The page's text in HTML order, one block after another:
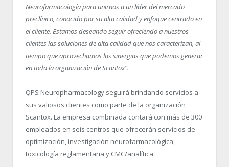
Neurofarmacología para unirnos a un líder del mercado
preclínico, conocido por su alta calidad y enfoque centrado en
el cliente. Estamos deseando seguir ofreciendo a nuestros
clientes las soluciones de alta calidad que nos caracterizan, al
tiempo que aprovechamos las sinergias que podemos generar
en toda la organización de Scantox”.
QPS Neuropharmacology seguirá brindando servicios a
sus valiosos clientes como parte de la organización
Scantox. La empresa combinada contará con más de 300
empleados en seis centros que ofrecerán servicios de
optimización, investigación neurofarmacológica,
toxicología reglamentaria y CMC/analítica.